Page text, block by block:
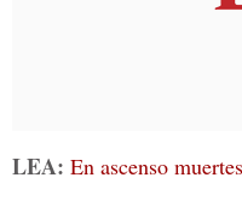
LEA: En ascenso